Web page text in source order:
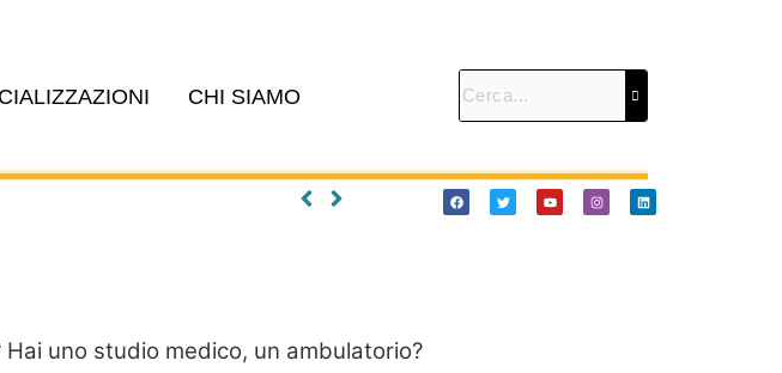
CHI SIAMO
uno studio medico, un ambulatorio?